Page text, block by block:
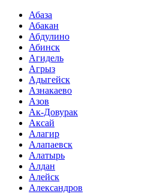
Абаза
Абакан
Абдулино
Абинск
Агидель
Агрыз
Адыгейск
Азнакаево
Азов
Ак-Довурак
Аксай
Алагир
Алапаевск
Алатырь
Алдан
Алейск
Александров